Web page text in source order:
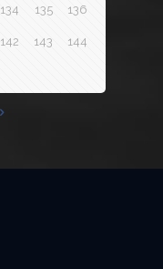
134 135 136
142 143 144